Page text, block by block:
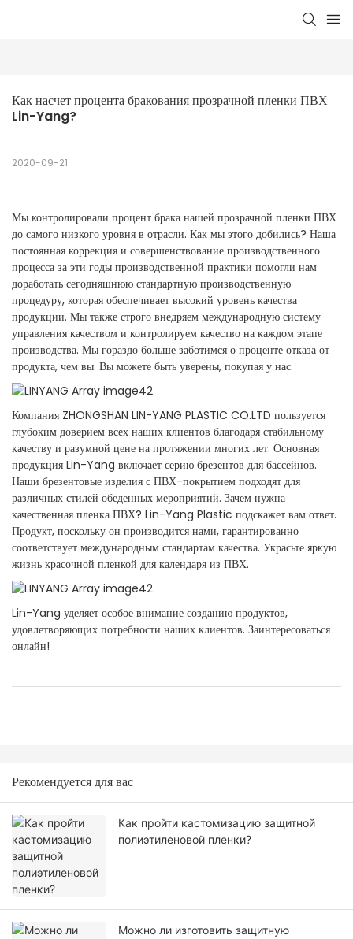
Как насчет процента бракования прозрачной пленки ПВХ
Lin-Yang?
2020-09-21
Мы контролировали процент брака нашей прозрачной пленки ПВХ
до самого низкого уровня в отрасли. Как мы этого добились? Наша
постоянная коррекция и совершенствование производственного
процесса за эти годы производственной практики помогли нам
доработать сегодняшнюю стандартную производственную
процедуру, которая обеспечивает высокий уровень качества
продукции. Мы также строго внедряем международную систему
управления качеством и контролируем качество на каждом этапе
производства. Мы гораздо больше заботимся о проценте отказа от
продукта, чем вы. Вы можете быть уверены, покупая у нас.
Компания ZHONGSHAN LIN-YANG PLASTIC CO.LTD пользуется
глубоким доверием всех наших клиентов благодаря стабильному
качеству и разумной цене на протяжении многих лет. Основная
продукция Lin-Yang включает серию брезентов для бассейнов.
Наши брезентовые изделия с ПВХ-покрытием подходят для
различных стилей обеденных мероприятий. Зачем нужна
качественная пленка ПВХ? Lin-Yang Plastic подскажет вам ответ.
Продукт, поскольку он производится нами, гарантированно
соответствует международным стандартам качества. Украсьте яркую
жизнь красочной пленкой для календаря из ПВХ.
Lin-Yang уделяет особое внимание созданию продуктов,
удовлетворяющих потребности наших клиентов. Заинтересоваться
онлайн!
Рекомендуется для вас
Как пройти кастомизацию защитной
полиэтиленовой пленки?
Можно ли изготовить защитную